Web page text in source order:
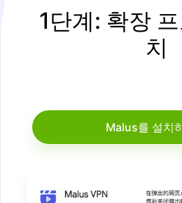
1단계: 확장
치
Malus를 설치